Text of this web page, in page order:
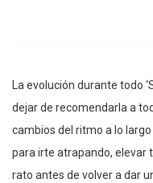
La evolución durante todo
dejar de recomendarla a
cambios del ritmo a lo
para irte atrapando, elevar
rato antes de volver a dar